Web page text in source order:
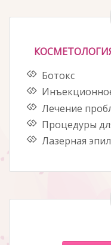
Ботокс
Лечение
Процедуры
Лазерная